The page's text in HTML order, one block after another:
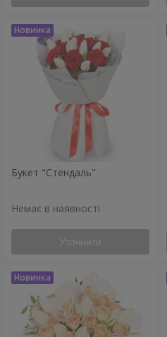
Букет "Стендаль"
Немає в наявності
Уточнити